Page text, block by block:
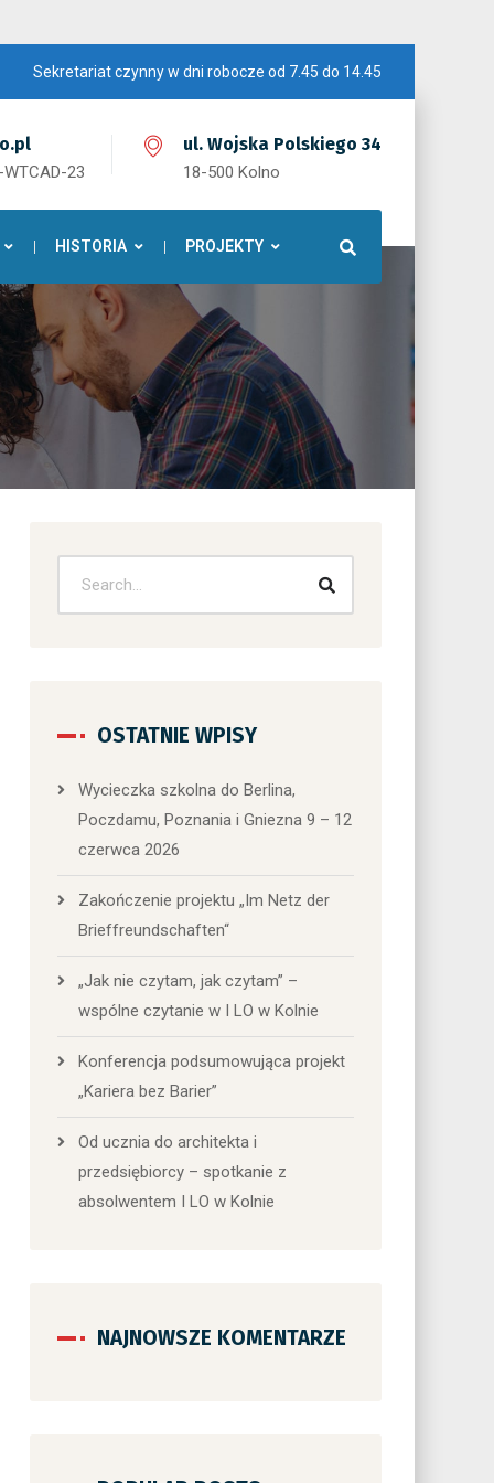
Sekretariat czynny w dni robocze od 7.45 do 14.45
23
ul. Wojska Polskiego 34
18-500 Kolno
HISTORIA PROJEKTY
OSTATNIE WPISY
Wycieczka szkolna do Berlina,
Poczdamu, Poznania i Gniezna 9 – 12
czerwca 2026
Zakończenie projektu „Im Netz der
Brieffreundschaften“
„Jak nie czytam, jak czytam” –
wspólne czytanie w I LO w Kolnie
Konferencja podsumowująca projekt
„Kariera bez Barier”
Od ucznia do architekta i
przedsiębiorcy – spotkanie z
absolwentem I LO w Kolnie
NAJNOWSZE KOMENTARZE